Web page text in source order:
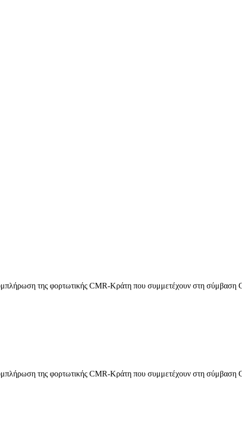
της φορτωτικής CMR-Κράτη που συμμετέχουν στη σύμβαση
της φορτωτικής CMR-Κράτη που συμμετέχουν στη σύμβαση